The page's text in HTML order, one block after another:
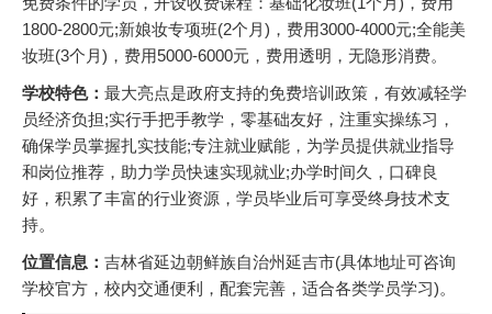
1800-2800元;新娘妆专项班(2个月)，费用3000-4000元;全能美
妆班(3个月)，费用5000-6000元，费用透明，无隐形消费。
学校特色： 最大亮点是政府支持的免费培训政策，有效减轻学
员经济负担;实行手把手教学，零基础友好，注重实操练习，
确保学员掌握扎实技能;专注就业赋能，为学员提供就业指导
和岗位推荐，助力学员快速实现就业;办学时间久，口碑良
好，积累了丰富的行业资源，学员毕业后可享受终身技术支
持。
位置信息： 吉林省延边朝鲜族自治州延吉市(具体地址可咨询
学校官方，校内交通便利，配套完善，适合各类学员学习)。